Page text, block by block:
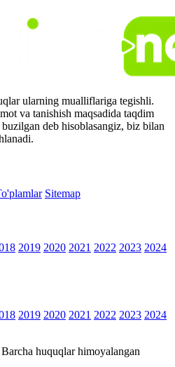
ularning mualliflariga tegishli.
va tanishish maqsadida taqdim
deb hisoblasangiz, biz bilan
Sitemap
2019 2020 2021 2022 2023 2024
2019 2020 2021 2022 2023 2024
huquqlar himoyalangan